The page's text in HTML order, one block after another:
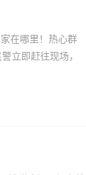
在哪里！热心群
立即赶往现场，